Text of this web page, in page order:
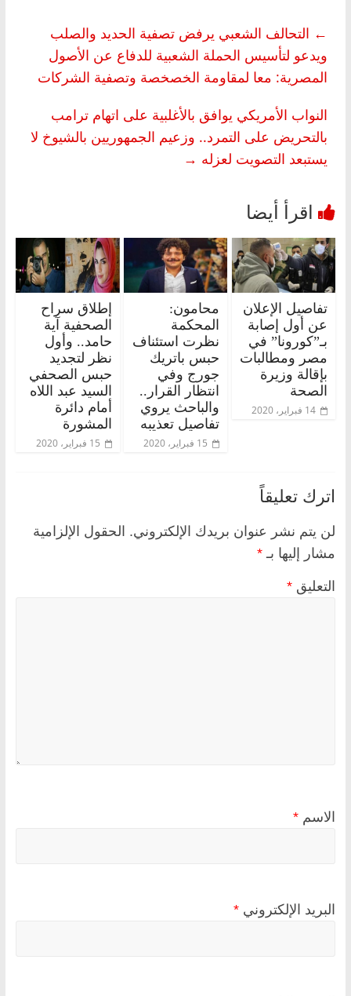
← التحالف الشعبي يرفض تصفية الحديد والصلب
ويدعو لتأسيس الحملة الشعبية للدفاع عن الأصول
المصرية: معا لمقاومة الخصخصة وتصفية الشركات
النواب الأمريكي يوافق بالأغلبية على اتهام ترامب
بالتحريض على التمرد.. وزعيم الجمهوريين بالشيوخ لا
يستبعد التصويت لعزله →
تفاصيل الإعلان
عن أول إصابة
بـ”كورونا” في
مصر ومطالبات
بإقالة وزيرة
الصحة
14 فبراير، 2020
محامون:
المحكمة
نظرت استئناف
حبس باتريك
جورج وفي
انتظار القرار..
والباحث يروي
تفاصيل تعذيبه
15 فبراير، 2020
إطلاق سراح
الصحفية آية
حامد.. وأول
نظر لتجديد
حبس الصحفي
السيد عبد اللاه
أمام دائرة
المشورة
15 فبراير، 2020
اترك تعليقاً
لن يتم نشر عنوان بريدك الإلكتروني. الحقول الإلزامية
مشار إليها بـ *
التعليق *
الاسم *
البريد الإلكتروني *